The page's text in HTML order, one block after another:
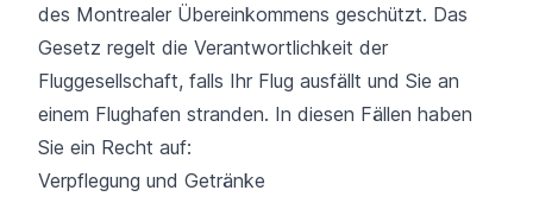
des Montrealer Übereinkommens geschützt. Das
Gesetz regelt die Verantwortlichkeit der
Fluggesellschaft, falls Ihr Flug ausfällt und Sie an
einem Flughafen stranden. In diesen Fällen haben
Sie ein Recht auf:
Verpflegung und Getränke